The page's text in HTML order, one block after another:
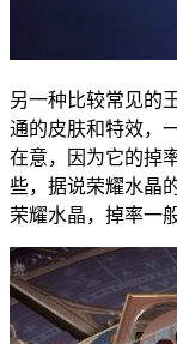
另一种比较常见的
通的皮肤和特效，
在意，因为它的掉
些，据说荣耀水晶
荣耀水晶，掉率一